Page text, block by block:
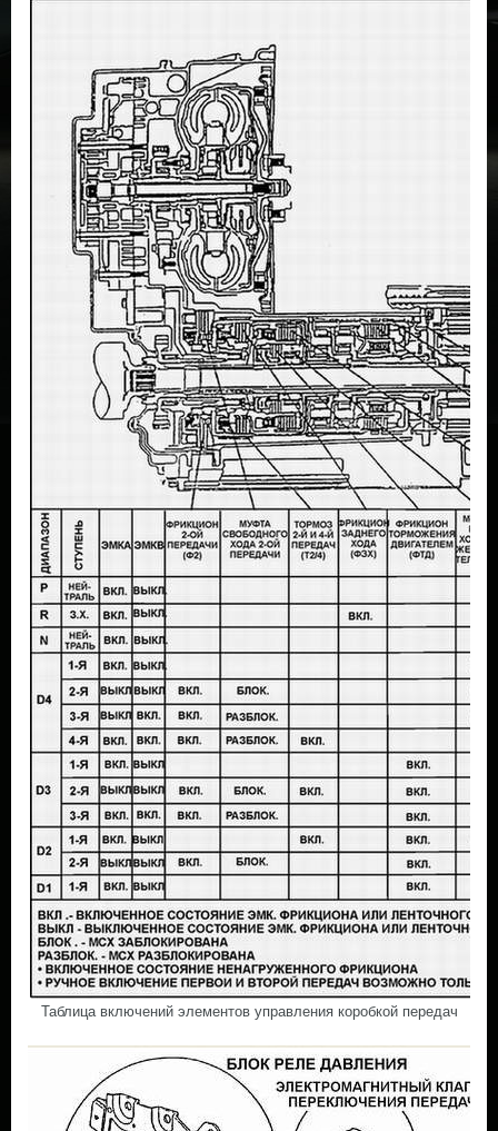
Таблица включений элементов управления коробкой передач